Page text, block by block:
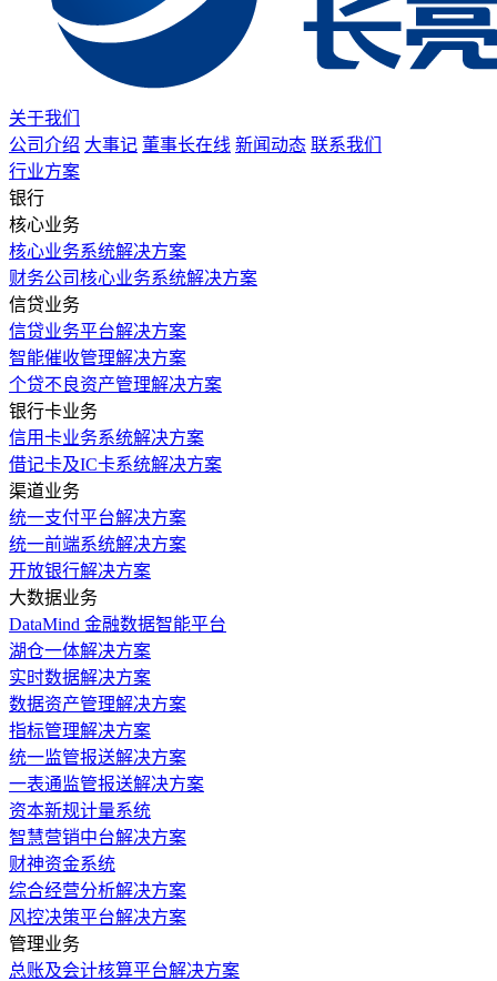
关于我们
公司介绍 大事记 董事长在线 新闻动态 联系我们
行业方案
银行
核心业务
核心业务系统解决方案
财务公司核心业务系统解决方案
信贷业务
信贷业务平台解决方案
智能催收管理解决方案
个贷不良资产管理解决方案
银行卡业务
信用卡业务系统解决方案
借记卡及IC卡系统解决方案
渠道业务
统一支付平台解决方案
统一前端系统解决方案
开放银行解决方案
大数据业务
DataMind 金融数据智能平台
湖仓一体解决方案
实时数据解决方案
数据资产管理解决方案
指标管理解决方案
统一监管报送解决方案
一表通监管报送解决方案
资本新规计量系统
智慧营销中台解决方案
财神资金系统
综合经营分析解决方案
风控决策平台解决方案
管理业务
总账及会计核算平台解决方案